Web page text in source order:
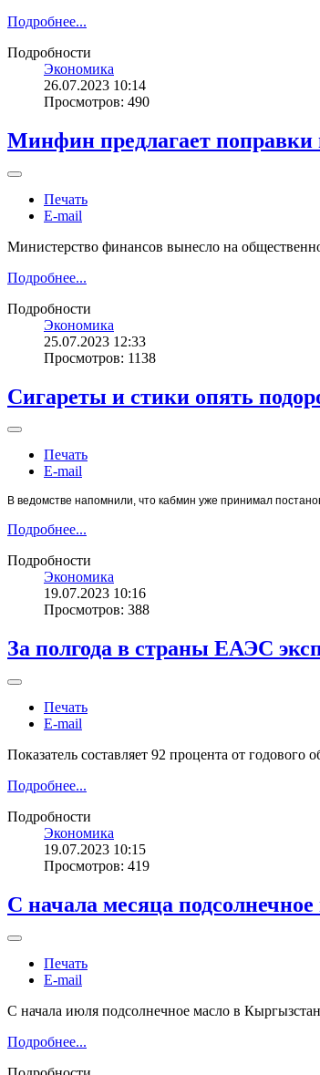
Подробнее...
Подробности
Экономика
26.07.2023 10:14
Просмотров: 490
Минфин предлагает поправки
Печать
E-mail
Министерство финансов вынесло на
Подробнее...
Подробности
Экономика
25.07.2023 12:33
Просмотров: 1138
Сигареты и стики опять
Печать
E-mail
В ведомстве напомнили, что кабмин уже принимал
Подробнее...
Подробности
Экономика
19.07.2023 10:16
Просмотров: 388
За полгода в страны ЕАЭС
Печать
E-mail
Показатель составляет 92 процента от
Подробнее...
Подробности
Экономика
19.07.2023 10:15
Просмотров: 419
С начала месяца
Печать
E-mail
С начала июля подсолнечное масло в
Подробнее...